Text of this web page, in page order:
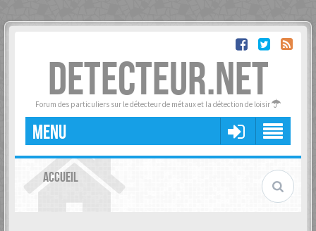
DETECTEUR.NET
Forum des particuliers sur le détecteur de métaux et la détection de loisir
MENU
ACCUEIL